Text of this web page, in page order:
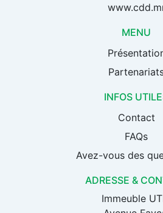
MENU
INFOS
Contact
FAQs
Avez-vous des
ADRESSE &
Immeuble